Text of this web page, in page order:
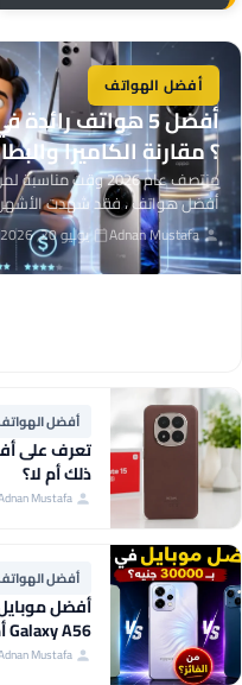
أفضل الهواتف
؟ مقارنة الكاميرا
منتصف عام 2026 وقت
أفضل هواتف ، فقد شهدت الأشهر
Adnan Mustafa يوليو 20, 2026
أفضل
ذلك أم لا؟
Mustafa
أفضل
Galaxy A56 أم OPPO Reno 15 أم iPhone 13؟
Mustafa